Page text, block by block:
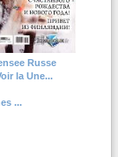
Russe
la Une...
...